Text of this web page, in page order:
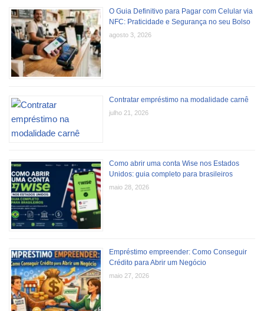
O Guia Definitivo para Pagar com Celular via
NFC: Praticidade e Segurança no seu Bolso
agosto 3, 2026
Contratar empréstimo na modalidade carnê
julho 21, 2026
Como abrir uma conta Wise nos Estados
Unidos: guia completo para brasileiros
maio 28, 2026
Empréstimo empreender: Como Conseguir
Crédito para Abrir um Negócio
maio 27, 2026